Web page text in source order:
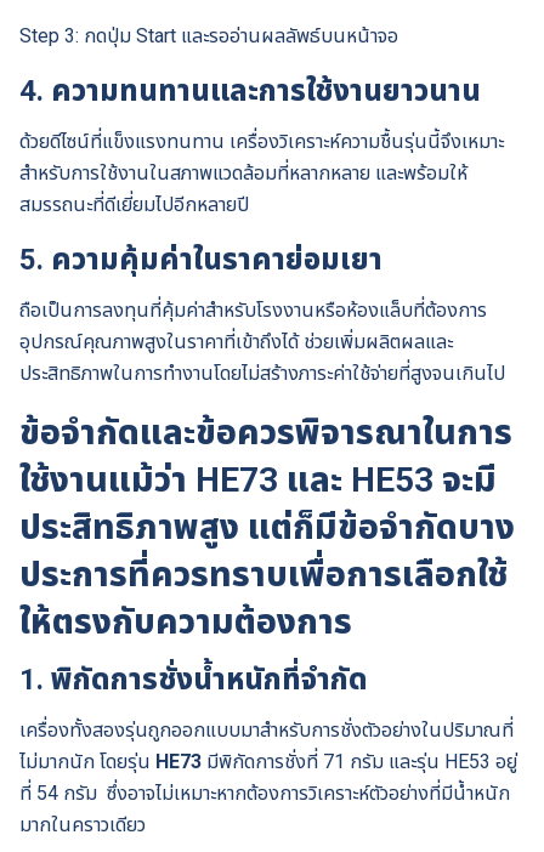
Step 3: กดปุ่ม Start และรออ่านผลลัพธ์บนหน้าจอ
4. ความทนทานและการใช้งานยาวนาน
ด้วยดีไซน์ที่แข็งแรงทนทาน เครื่องวิเคราะห์ความชื้นรุ่นนี้จึงเหมาะ
สำหรับการใช้งานในสภาพแวดล้อมที่หลากหลาย และพร้อมให้
สมรรถนะที่ดีเยี่ยมไปอีกหลายปี
5. ความคุ้มค่าในราคาย่อมเยา
ถือเป็นการลงทุนที่คุ้มค่าสำหรับโรงงานหรือห้องแล็บที่ต้องการ
อุปกรณ์คุณภาพสูงในราคาที่เข้าถึงได้ ช่วยเพิ่มผลิตผลและ
ประสิทธิภาพในการทำงานโดยไม่สร้างภาระค่าใช้จ่ายที่สูงจนเกินไป
ข้อจำกัดและข้อควรพิจารณาในการ
ใช้งานแม้ว่า HE73 และ HE53 จะมี
ประสิทธิภาพสูง แต่ก็มีข้อจำกัดบาง
ประการที่ควรทราบเพื่อการเลือกใช้
ให้ตรงกับความต้องการ
1. พิกัดการชั่งน้ำหนักที่จำกัด
เครื่องทั้งสองรุ่นถูกออกแบบมาสำหรับการชั่งตัวอย่างในปริมาณที่
ไม่มากนัก โดยรุ่น HE73 มีพิกัดการชั่งที่ 71 กรัม และรุ่น HE53 อยู่
ที่ 54 กรัม ซึ่งอาจไม่เหมาะหากต้องการวิเคราะห์ตัวอย่างที่มีน้ำหนัก
มากในคราวเดียว